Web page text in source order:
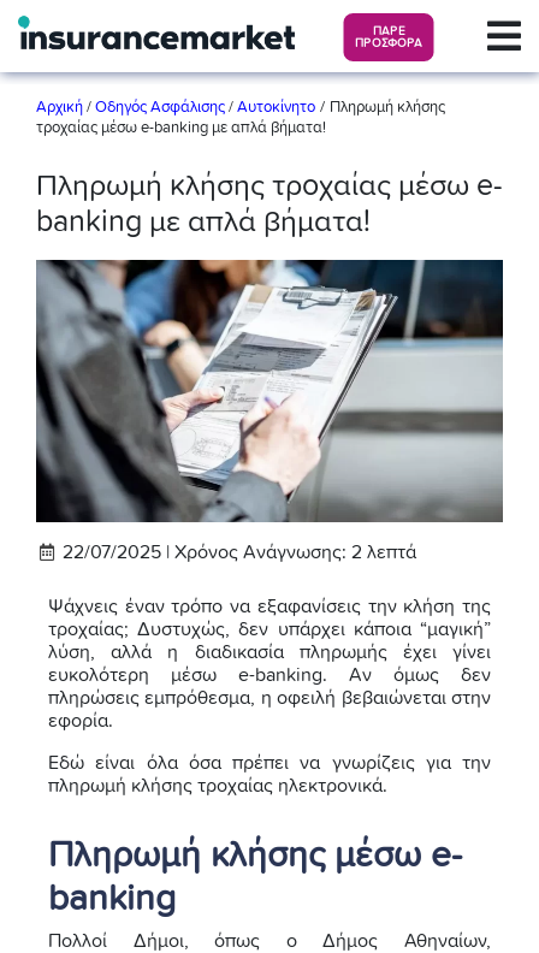
ΠΑΡΕ
ΠΡΟΣΦΟΡΑ
Αρχική / Οδηγός Ασφάλισης / Αυτοκίνητο / Πληρωμή κλήσης
τροχαίας μέσω e-banking με απλά βήματα!
Πληρωμή κλήσης τροχαίας μέσω e-
banking με απλά βήματα!
22/07/2025 | Χρόνος Ανάγνωσης: 2 λεπτά
Ψάχνεις έναν τρόπο να εξαφανίσεις την κλήση της
τροχαίας; Δυστυχώς, δεν υπάρχει κάποια “μαγική”
λύση, αλλά η διαδικασία πληρωμής έχει γίνει
ευκολότερη μέσω e-banking. Αν όμως δεν
πληρώσεις εμπρόθεσμα, η οφειλή βεβαιώνεται στην
εφορία.
Εδώ είναι όλα όσα πρέπει να γνωρίζεις για την
πληρωμή κλήσης τροχαίας ηλεκτρονικά.
Πληρωμή κλήσης μέσω e-
banking
Πολλοί Δήμοι, όπως ο Δήμος Αθηναίων,